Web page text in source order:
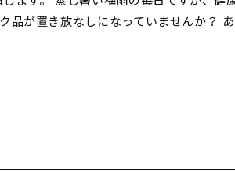
品が置き放なしになっていませんか？